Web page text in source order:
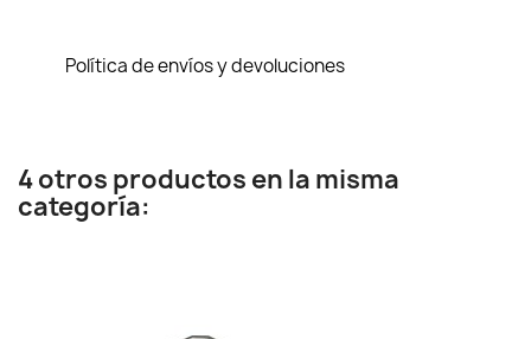
Política de envíos y devoluciones
4 otros productos en la misma
categoría: